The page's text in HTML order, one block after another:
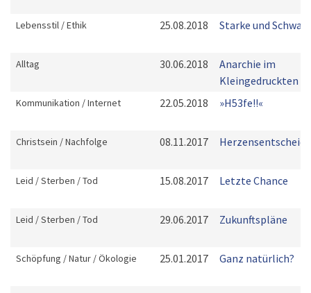
Lebensstil / Ethik 25.08.2018 Starke und
Alltag 30.06.2018
Anarchie im
Kleingedruckten
Kommunikation / Internet 22.05.2018 »H53fe!!«
Christsein / Nachfolge 08.11.2017
Leid / Sterben / Tod 15.08.2017 Letzte Chance
Leid / Sterben / Tod 29.06.2017 Zukunftspläne
Schöpfung / Natur / Ökologie 25.01.2017 Ganz natürlich?